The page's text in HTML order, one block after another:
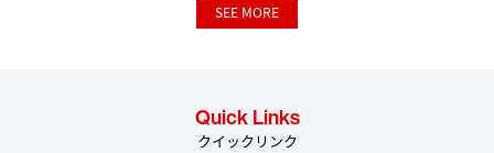
SEE MORE
Quick Links
クイックリンク